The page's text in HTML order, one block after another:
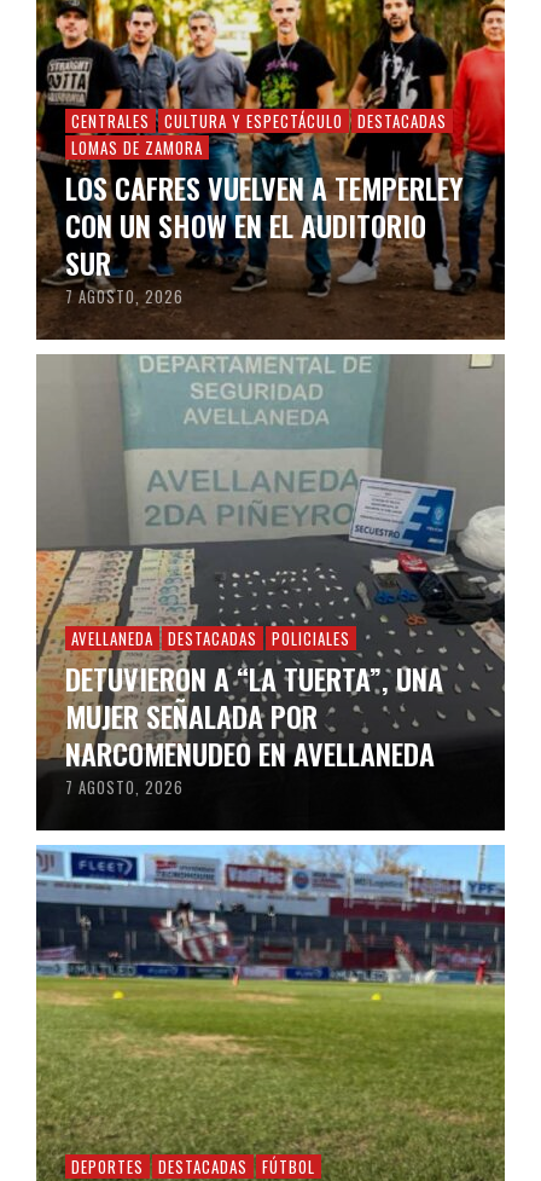
CENTRALES CULTURA Y ESPECTÁCULO
DESTACADAS
LOMAS DE ZAMORA
LOS CAFRES VUELVEN A TEMPERLEY
CON UN SHOW EN EL AUDITORIO
SUR
7 AGOSTO, 2026
AVELLANEDA DESTACADAS POLICIALES
DETUVIERON A “LA TUERTA”, UNA
MUJER SEÑALADA POR
NARCOMENUDEO EN AVELLANEDA
7 AGOSTO, 2026
DEPORTES DESTACADAS FÚTBOL